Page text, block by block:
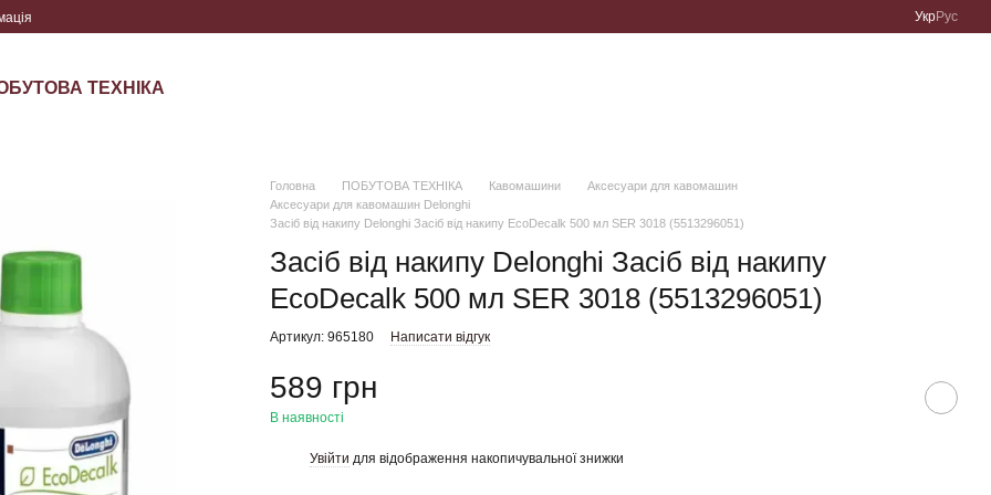
УкрРус
ТЕХНІКА
Головна ПОБУТОВА ТЕХНІКА Кавомашини
Аксесуари для кавомашин
Аксесуари для кавомашин Delonghi
Засіб від накипу Delonghi Засіб від накипу EcoDecalk 500 мл SER 3018 (5513296051)
Засіб від накипу Delonghi Засіб від накипу
EcoDecalk 500 мл SER 3018 (5513296051)
Артикул: 965180 Написати відгук
589 грн
В наявності
Увійти для відображення накопичувальної знижки